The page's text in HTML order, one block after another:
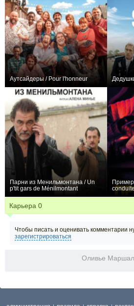
Аутсайдеры / Pour l'honneur
Парни из Менильмонтана / Un
p'tit gars de Ménilmontant
Карьера 0
Чтобы писать и оценивать комментарии
зарегистрироваться
Оливье